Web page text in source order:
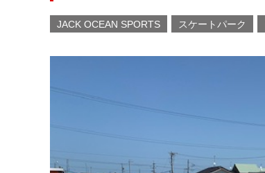
JACK OCEAN SPORTS スケートパーク